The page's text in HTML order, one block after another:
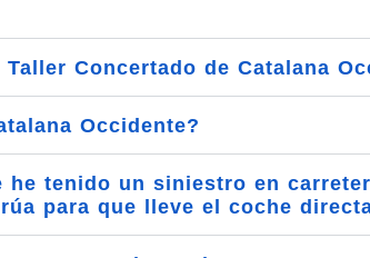
Concertado de Catalana
Occidente?
he tenido un siniestro en
para que lleve el coche